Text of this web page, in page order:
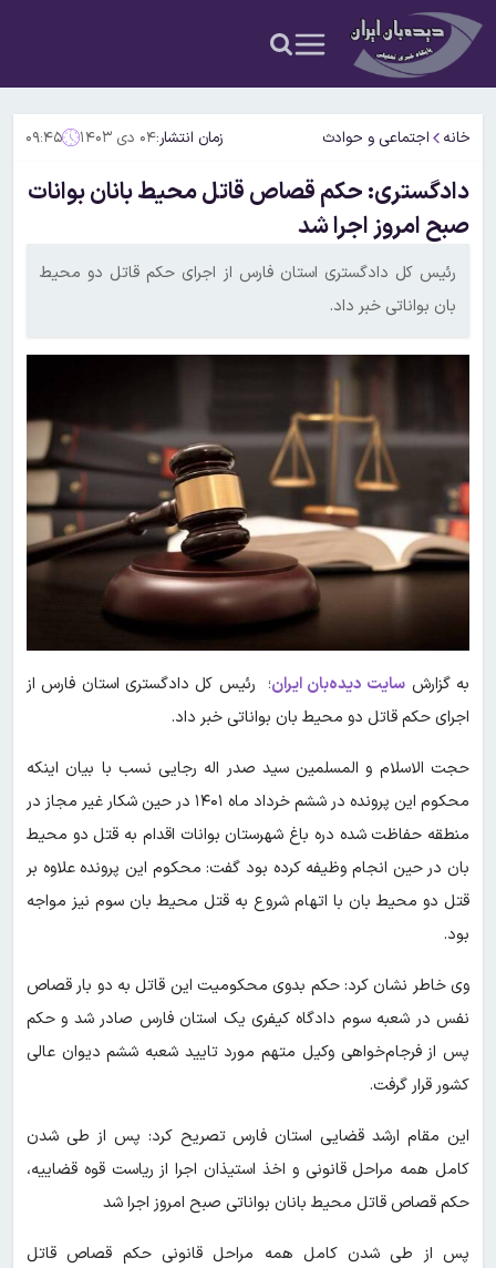
خانه اجتماعی و حوادث زمان انتشار:۰۴ دی ۱۴۰۳ ۰۹:۴۵
دادگستری: حکم قصاص قاتل محیط بانان بوانات
صبح امروز اجرا شد
رئیس کل دادگستری استان فارس از اجرای حکم قاتل دو محیط
بان بواناتی خبر داد.
به گزارش سایت دیده‌بان ایران؛ رئیس کل دادگستری استان فارس از
اجرای حکم قاتل دو محیط بان بواناتی خبر داد.
حجت الاسلام و المسلمین سید صدر اله رجایی نسب با بیان اینکه
محکوم این پرونده در ششم خرداد ماه ۱۴۰۱ در حین شکار غیر مجاز در
منطقه حفاظت شده دره باغ شهرستان بوانات اقدام به قتل دو محیط
بان در حین انجام وظیفه کرده بود گفت: محکوم این پرونده علاوه بر
قتل دو محیط بان با اتهام شروع به قتل محیط بان سوم نیز مواجه
بود.
وی خاطر نشان کرد: حکم بدوی محکومیت این قاتل به دو بار قصاص
نفس در شعبه سوم دادگاه کیفری یک استان فارس صادر شد و حکم
پس از فرجام‌خواهی وکیل متهم مورد تایید شعبه ششم دیوان عالی
کشور قرار گرفت.
این مقام ارشد قضایی استان فارس تصریح کرد: پس از طی شدن
کامل همه مراحل قانونی و اخذ استیذان اجرا از ریاست قوه قضاییه،
حکم قصاص قاتل محیط بانان بواناتی صبح امروز اجرا شد
پس از طی شدن کامل همه مراحل قانونی حکم قصاص قاتل